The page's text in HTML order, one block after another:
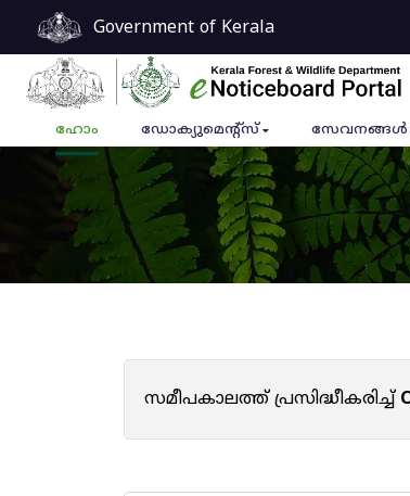
Government of Kerala
ഹോം ഡോക്യുമെൻ്റ്സ് സേവനങ്ങൾ
സമീപകാലത്ത് പ്രസിദ്ധീകരിച്ച്